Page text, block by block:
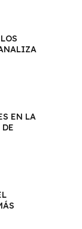
EN LA